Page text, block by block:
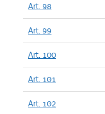
Art. 98
Art. 99
Art. 100
Art. 101
Art. 102